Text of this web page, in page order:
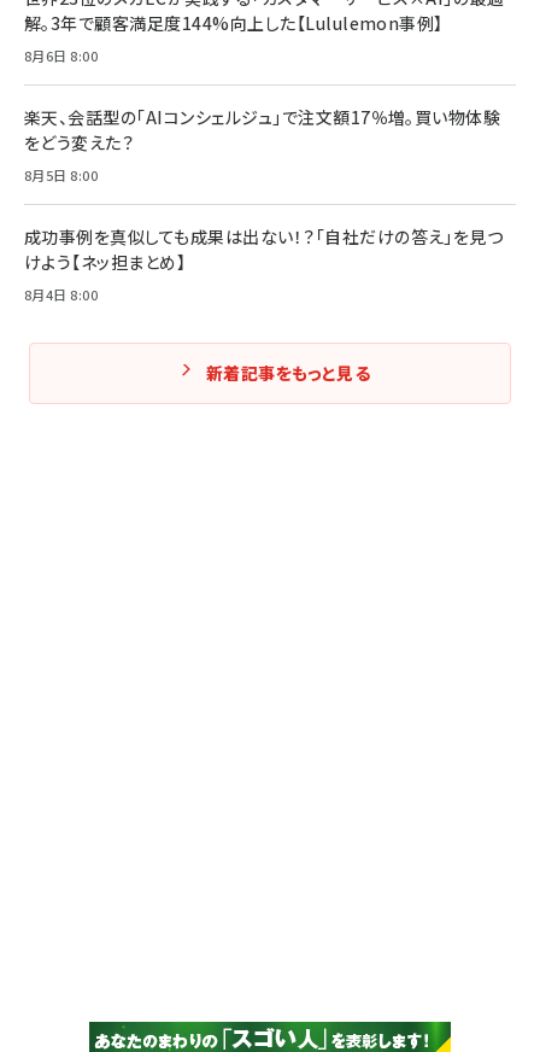
解。3年で顧客満足度144%向上した【Lululemon事例】
8月6日 8:00
楽天、会話型の「AIコンシェルジュ」で注文額17％増。買い物体験
をどう変えた？
8月5日 8:00
成功事例を真似しても成果は出ない！？「自社だけの答え」を見つ
けよう【ネッ担まとめ】
8月4日 8:00
新着記事をもっと見る